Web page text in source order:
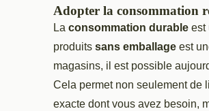
Adopter la consommation
La consommation durable est
produits sans emballage est
magasins, il est possible
Cela permet non seulement de
exacte dont vous avez besoin,